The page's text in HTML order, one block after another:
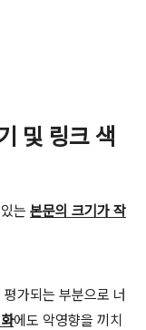
및 링크 색
는 본문의 크기가 작
가되는 부분으로 너
에도 악영향을 끼치